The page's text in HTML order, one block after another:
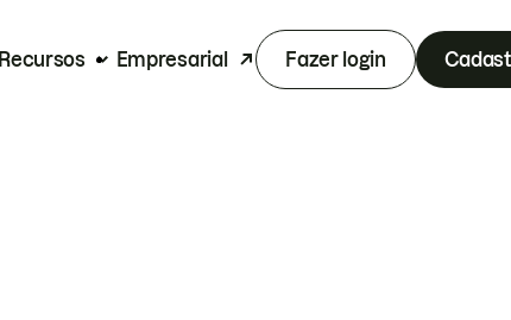
Recursos Empresarial Fazer login